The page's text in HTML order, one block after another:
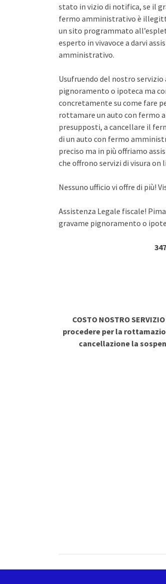
stato in vizio di notifica, se il
fermo amministrativo è
un sito programmato
esperto in vivavoce a darvi
amministrativo.
Usufruendo del nostro
pignoramento o ipoteca ma
concretamente su come fare
rottamare un auto con fermo
presupposti, a cancellare il
di un auto con fermo
preciso ma in più offriamo
che offrono servizi di visura on
Nessuno ufficio vi offre di più!
Assistenza Legale fiscale!
gravame pignoramento o
COSTO NOSTRO
procedere per la
cancellazione la